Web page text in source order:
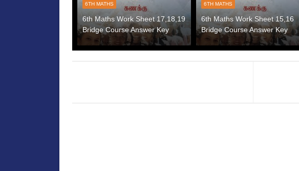
6TH MATHS
6th Maths Work Sheet 17,18,19
Bridge Course Answer Key
6TH MATHS
6th Maths Work Sheet 15,16
Bridge Course Answer Key